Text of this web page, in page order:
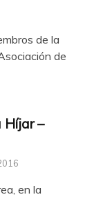
de la
de
Híjar –
en la